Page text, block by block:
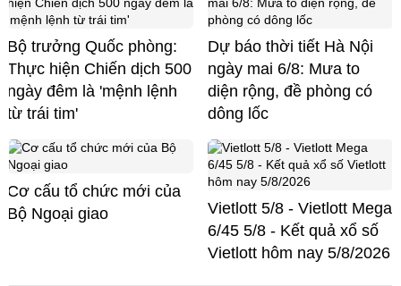
Bộ trưởng Quốc phòng:
Thực hiện Chiến dịch 500
ngày đêm là 'mệnh lệnh
từ trái tim'
Dự báo thời tiết Hà Nội
ngày mai 6/8: Mưa to
diện rộng, đề phòng có
dông lốc
Cơ cấu tổ chức mới của
Bộ Ngoại giao
Vietlott 5/8 - Vietlott Mega
6/45 5/8 - Kết quả xổ số
Vietlott hôm nay 5/8/2026